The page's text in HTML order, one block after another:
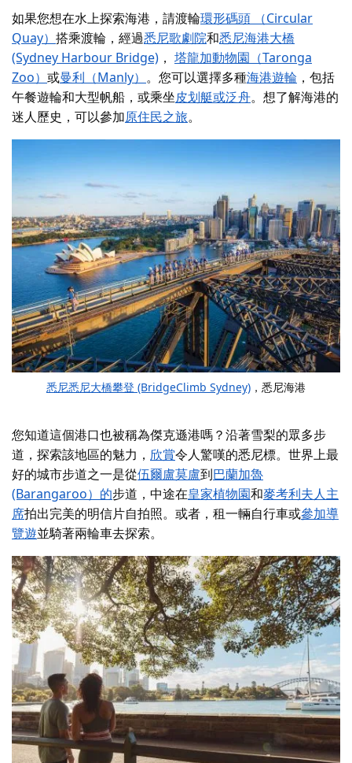
如果您想在水上探索海港，請渡輪環形碼頭 （Circular
Quay） 搭乘渡輪 ，經過悉尼歌劇院和悉尼海港大橋
(Sydney Harbour Bridge) ， 塔龍加動物園（Taronga
Zoo） 或曼利（Manly） 。您可以選擇多種海港遊輪 ，包括
午餐遊輪和大型帆船，或乘坐皮划艇或泛舟。想了解海港的
迷人歷史，可以參加原住民之旅。
悉尼悉尼大橋攀登 (BridgeClimb Sydney) ，悉尼海港
您知道這個港口也被稱為傑克遜港嗎？沿著雪梨的眾多步
道，探索該地區的魅力， 欣賞令人驚嘆的悉尼標。世界上最
好的城市步道之一是從伍爾盧莫盧到巴蘭加魯
(Barangaroo）的步道，中途在皇家植物園和麥考利夫人主
席拍出完美的明信片自拍照。或者，租一輛自行車或參加導
覽遊並騎著兩輪車去探索。